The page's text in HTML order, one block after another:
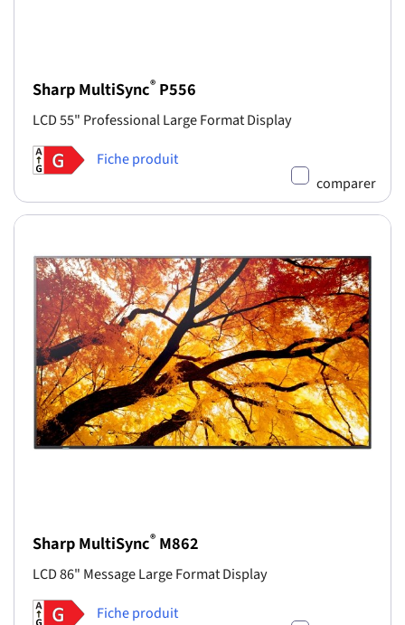
Sharp MultiSync® P556
LCD 55" Professional Large Format Display
Fiche produit
comparer
Sharp MultiSync® M862
LCD 86" Message Large Format Display
Fiche produit